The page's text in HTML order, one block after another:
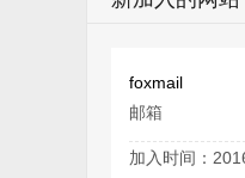
foxmail
邮箱
加入时间：